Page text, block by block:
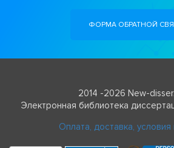
ФОРМА ОБРАТНОЙ
2014 -2026 New-
Электронная библиотека
Оплата, доставка, условия